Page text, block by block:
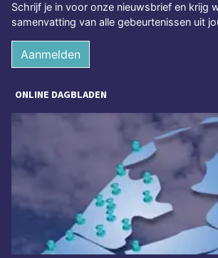
Schrijf je in voor onze nieuwsbrief en krijg
samenvatting van alle gebeurtenissen uit
Aanmelden
ONLINE DAGBLADEN